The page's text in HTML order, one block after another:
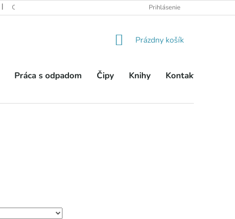
OBCHODNÉ PODMIENKY PODMIENKY OCHRANY OSOBNÝCH
Prihlásenie
NÁKUPNÝ
Prázdny košík
Práca s odpadom Čipy Knihy Kontakty